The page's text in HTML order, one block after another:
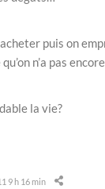
puis on
n’a pas
la vie?
9 h 16 min